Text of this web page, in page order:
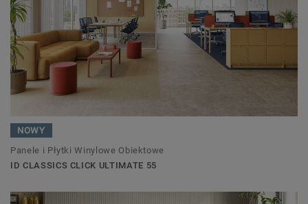
NOWY
Panele i Płytki Winylowe Obiektowe
ID CLASSICS CLICK ULTIMATE 55